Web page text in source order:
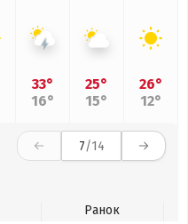
33°
16°
25°
15°
26°
12°
7/14
Ранок